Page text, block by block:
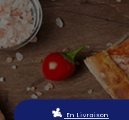
LA CARTE
VOTRE COMPTE
NOTRE RESTAURANT
VOS AVIS
En Livraison